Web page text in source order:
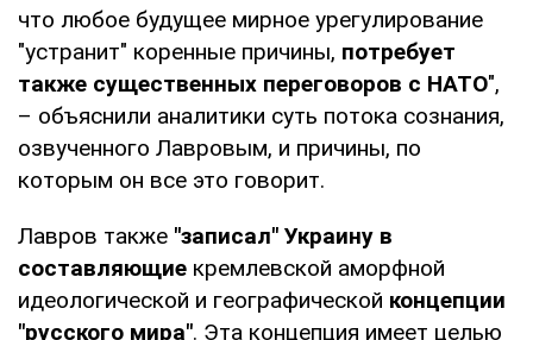
что любое будущее мирное урегулирование
"устранит" коренные причины, потребует
также существенных переговоров с НАТО",
– объяснили аналитики суть потока сознания,
озвученного Лавровым, и причины, по
которым он все это говорит.
Лавров также "записал" Украину в
составляющие кремлевской аморфной
идеологической и географической концепции
"русского мира". Эта концепция имеет целью